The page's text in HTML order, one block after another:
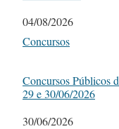
Date
04/08/2026
In relation to
Concursos
Concursos Públicos
29 e 30/06/2026
Date
30/06/2026